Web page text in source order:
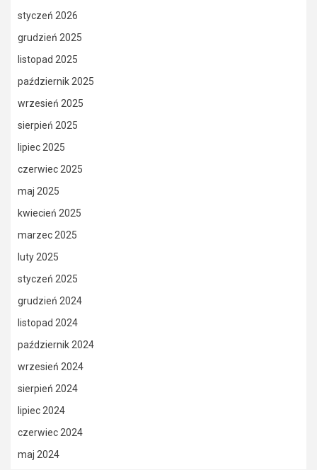
styczeń 2026
grudzień 2025
listopad 2025
październik 2025
wrzesień 2025
sierpień 2025
lipiec 2025
czerwiec 2025
maj 2025
kwiecień 2025
marzec 2025
luty 2025
styczeń 2025
grudzień 2024
listopad 2024
październik 2024
wrzesień 2024
sierpień 2024
lipiec 2024
czerwiec 2024
maj 2024